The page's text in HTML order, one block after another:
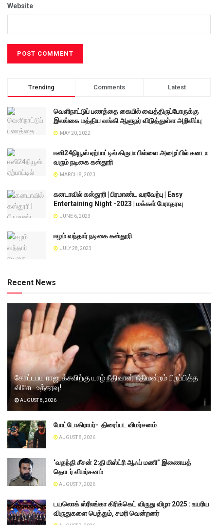
Website
Trending Comments Latest
வெளிநாட்டுப் பணத்தை கையில் வைத்திருப்போருக்கு
இலங்கை மத்திய வங்கி ஆளுநர் விடுத்துள்ள அறிவிப்பு
MAY 20, 2022
ஈஸி24நியூஸ் ஏற்பாட்டில் கிருபா பிள்ளை அழைப்பில் கனடா
வரும் நடிகை கஸ்தூரி
MARCH 8, 2023
கனடாவில் கஸ்தூரி | பிரமாண்ட வரவேற்பு | Easy
Entertaining Night -2023 | மக்கள் பேராதரவு
JUNE 6, 2023
ஈழம் வந்தார் நடிகை கஸ்தூரி
JULY 28, 2023
Recent News
கோட்டபய ராஜபக்சவிற்கு யாழ் நீதிவான் நீதிமன்றம் பிறப்பித்த
விசேட உத்தரவு!
AUGUST 8, 2026
போட்டோகிராபர்- ‌ திரைப்பட விமர்சனம்
AUGUST 8, 2026
‘வதந்தி சீசன் 2:தி மிஸ்ட்ரி ஆஃப் மணி” இணையத்
தொடர் விமர்சனம்
AUGUST 7, 2026
டயலொக் ஸ்ரீலங்கா கிரிக்கெட் விருது விழா 2025 : உயரிய
விருதுகளை பெத்தும், சமரி வென்றனர்